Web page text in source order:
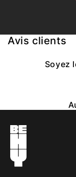
Avis clients
Soyez